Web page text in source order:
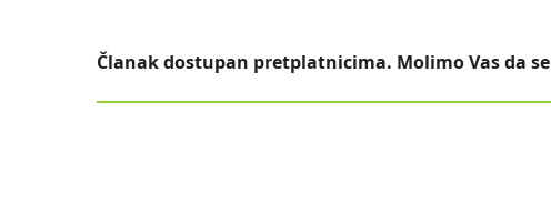
Članak dostupan pretplatnicima. Molimo Vas da se